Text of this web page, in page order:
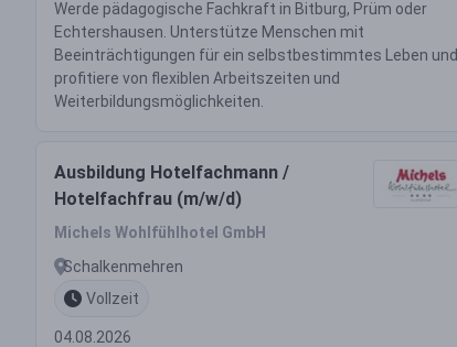
Werde pädagogische Fachkraft in Bitburg, Prüm oder
Echtershausen. Unterstütze Menschen mit
Beeinträchtigungen für ein selbstbestimmtes Leben und
profitiere von flexiblen Arbeitszeiten und
Weiterbildungsmöglichkeiten.
Ausbildung Hotelfachmann /
Hotelfachfrau (m/w/d)
Michels Wohlfühlhotel GmbH
Schalkenmehren
Vollzeit
04.08.2026